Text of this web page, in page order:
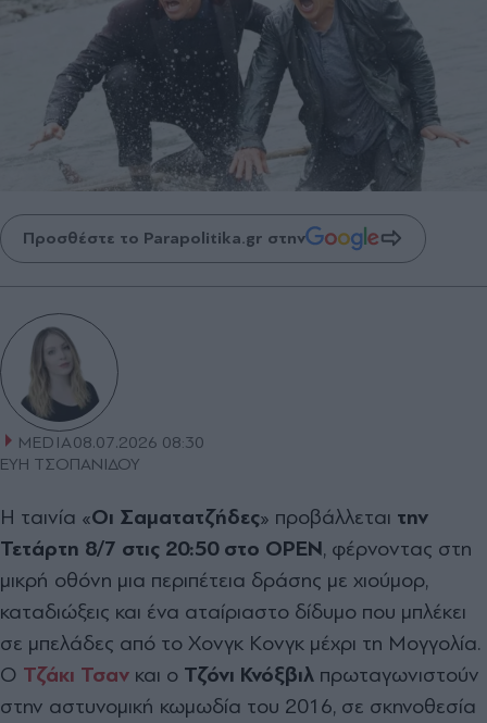
Προσθέστε το Parapolitika.gr στην
MEDIA08.07.2026 08:30
ΕΥΗ ΤΣΟΠΑΝΙΔΟΥ
Η ταινία «Οι Σαματατζήδες» προβάλλεται την
Τετάρτη 8/7 στις 20:50 στο OPEN, φέρνοντας στη
μικρή οθόνη μια περιπέτεια δράσης με χιούμορ,
καταδιώξεις και ένα αταίριαστο δίδυμο που μπλέκει
σε μπελάδες από το Χονγκ Κονγκ μέχρι τη Μογγολία.
Ο Τζάκι Τσαν και ο Τζόνι Κνόξβιλ πρωταγωνιστούν
στην αστυνομική κωμωδία του 2016, σε σκηνοθεσία